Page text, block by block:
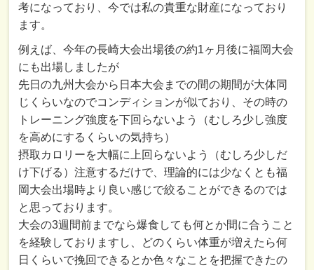
考になっており、今では私の貴重な財産になっており
ます。
例えば、今年の長崎大会出場後の約1ヶ月後に福岡大会
にも出場しましたが
先日の九州大会から日本大会までの間の期間が大体同
じくらいなのでコンディションが似ており、その時の
トレーニング強度を下回らないよう（むしろ少し強度
を高めにするくらいの気持ち）
摂取カロリーを大幅に上回らないよう（むしろ少しだ
け下げる）注意するだけで、理論的には少なくとも福
岡大会出場時より良い感じで絞ることができるのでは
と思っております。
大会の3週間前までなら爆食しても何とか間に合うこと
を経験しておりますし、どのくらい体重が増えたら何
日くらいで挽回できるとか色々なことを把握できたの